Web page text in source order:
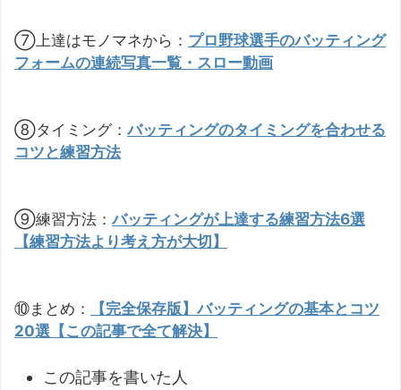
⑦上達はモノマネから： プロ野球選手のバッティング
フォームの連続写真一覧・スロー動画
⑧タイミング：バッティングのタイミングを合わせる
コツと練習方法
⑨練習方法：バッティングが上達する練習方法6選
【練習方法より考え方が大切】
⑩まとめ：
【完全保存版】バッティングの基本とコツ
20選【この記事で全て解決】
この記事を書いた人